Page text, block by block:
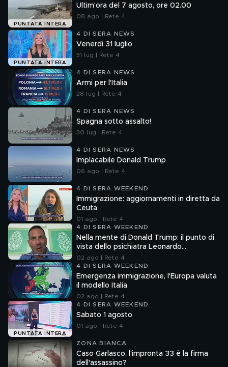
PUNTATA INTERA
Ultim'ora del 7 agosto, ore 02.00
08 ago | Rete 4
PUNTATA INTERA
4 DI SERA NEWS
Venerdì 31 luglio
31 lug | Rete 4
4 DI SERA NEWS
Armi per l'Italia
28 lug | Rete 4
4 DI SERA NEWS
Spagna sotto assalto!
30 lug | Rete 4
4 DI SERA NEWS
Implacabile Donald Trump
06 ago | Rete 4
4 DI SERA WEEKEND
Immigrazione: aggiornamenti in diretta da
Ceuta
01 ago | Rete 4
4 DI SERA WEEKEND
Nella mente di Donald Trump: il punto di
vista dello psichiatra Leonardo
Mendolicchio
02 ago | Rete 4
4 DI SERA WEEKEND
Emergenza immigrazione, l'Europa valuta
il modello Italia
02 ago | Rete 4
PUNTATA INTERA
4 DI SERA WEEKEND
Sabato 1 agosto
01 ago | Rete 4
ZONA BIANCA
Caso Garlasco, l'impronta 33 è la firma
dell'assassino?